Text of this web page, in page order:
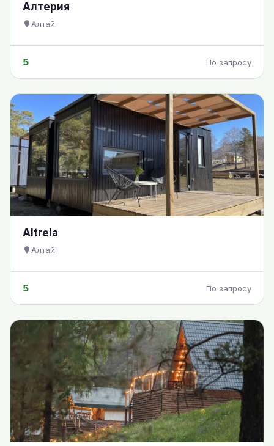
Алтерия
Алтай
5 По запросу
Altreia
Алтай
5 По запросу